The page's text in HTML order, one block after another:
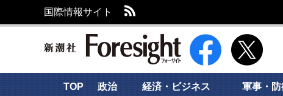
国際情報サイト
新潮社 Foresight フォ
TOP 政治 経済・ビジネス 軍事・防